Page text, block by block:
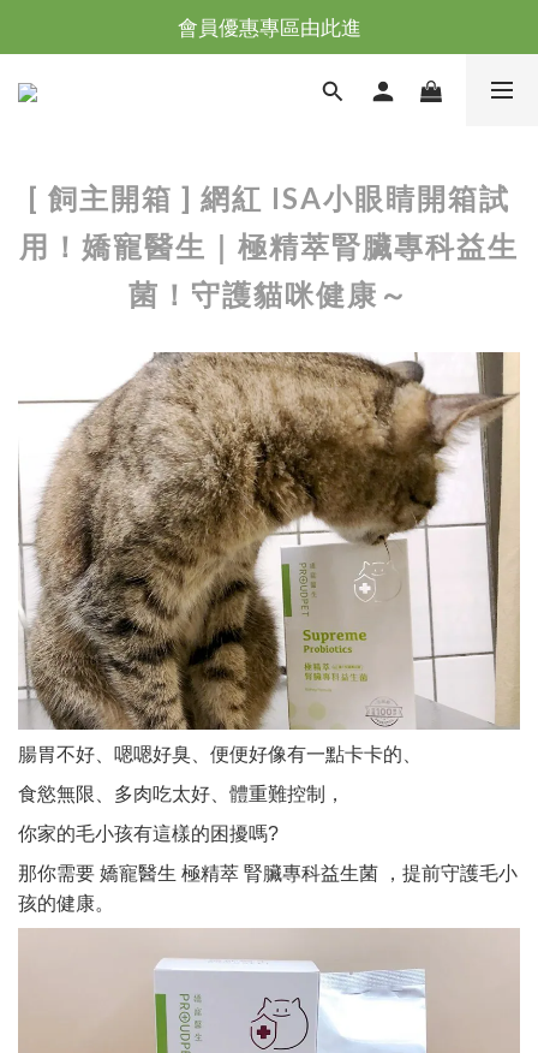
台灣滿NT$全館滿1200免運｜海外滿NT$3000免運
會員優惠專區由此進
台灣滿NT$全館滿1200免運｜海外滿NT$3000免運
[ 飼主開箱 ] 網紅 ISA小眼睛開箱試
用！嬌寵醫生｜極精萃腎臟專科益生
菌！守護貓咪健康～
腸胃不好、嗯嗯好臭、 便便好像有一點卡卡的、
食慾無限、多肉吃太好、體重難控制，
你家的毛小孩有這樣的困擾嗎?
那你需要 嬌寵醫生 極精萃 腎臟專科益生菌 ， 提前守護毛小
孩的健康。